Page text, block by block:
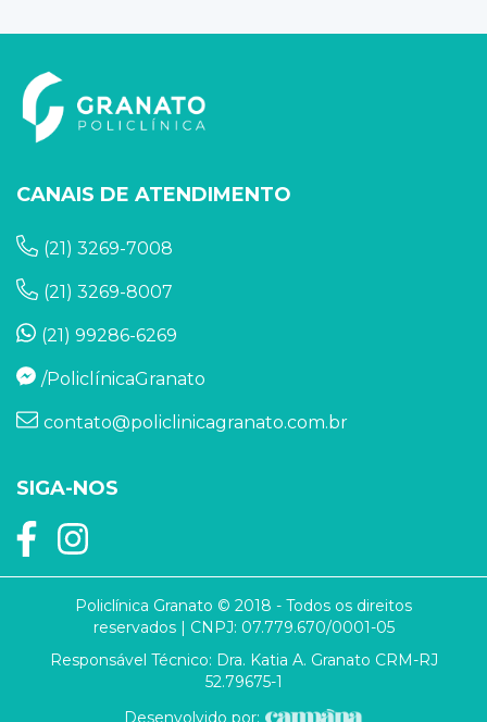
CANAIS DE ATENDIMENTO
(21) 3269-7008
(21) 3269-8007
(21) 99286-6269
/PoliclínicaGranato
contato@policlinicagranato.com.br
SIGA-NOS
Policlínica Granato © 2018 - Todos os direitos
reservados | CNPJ: 07.779.670/0001-05
Responsável Técnico: Dra. Katia A. Granato CRM-RJ
52.79675-1
Desenvolvido por: